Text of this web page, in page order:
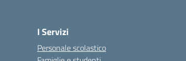
I Servizi
Personale scolastico